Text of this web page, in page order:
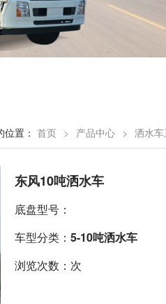
置： 首页 > 产品中心 > 洒水
东风10吨洒水车
底盘型号：
车型分类： 5-10吨洒水车
浏览次数：次